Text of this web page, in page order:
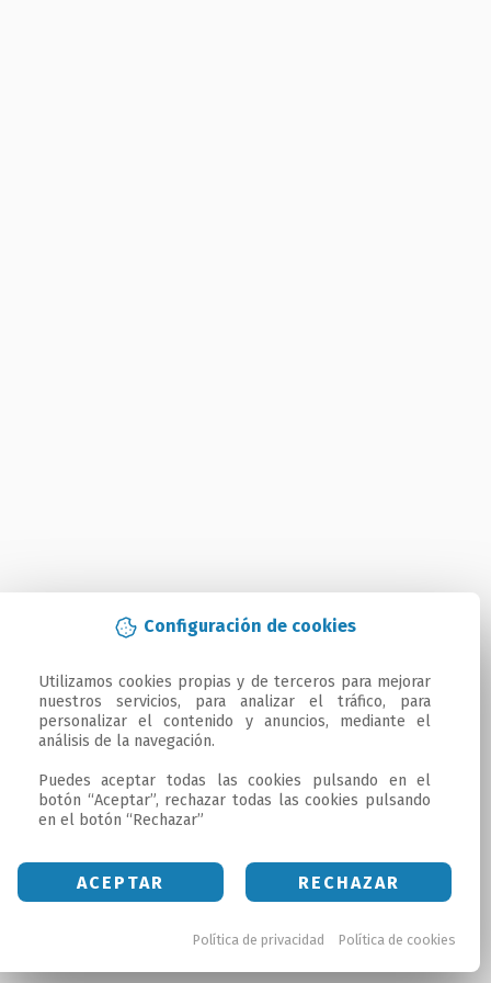
Configuración de cookies
Utilizamos cookies propias y de terceros para mejorar
nuestros servicios, para analizar el tráfico, para
personalizar el contenido y anuncios, mediante el
análisis de la navegación.
Puedes aceptar todas las cookies pulsando en el
botón “Aceptar”, rechazar todas las cookies pulsando
en el botón “Rechazar”
ACEPTAR RECHAZAR
Política de privacidad Política de cookies